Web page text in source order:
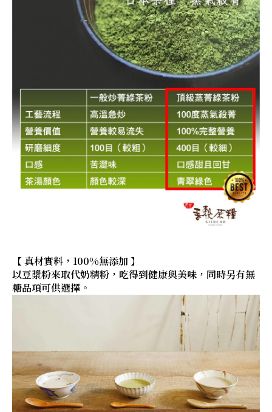
【 真材實料，100%無添加 】
以豆漿粉來取代奶精粉，吃得到健康與美味，同時另有無
糖品項可供選擇。